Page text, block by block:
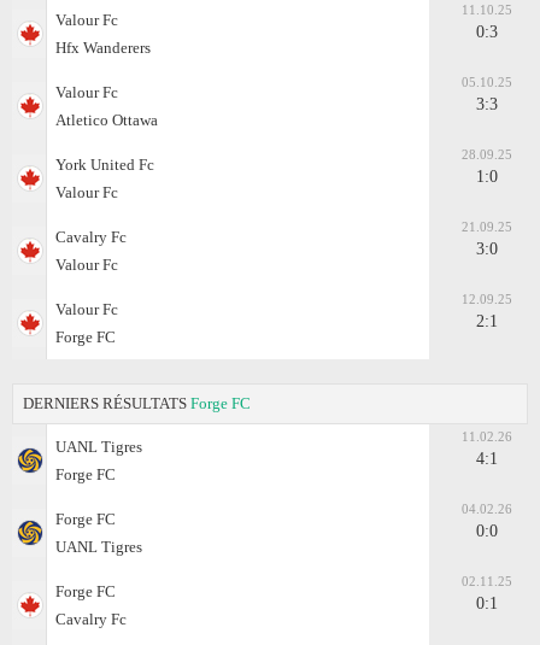
Valour Fc
Hfx Wanderers
11.10.25
0:3
Valour Fc
Atletico Ottawa
05.10.25
3:3
York United Fc
Valour Fc
28.09.25
1:0
Cavalry Fc
Valour Fc
21.09.25
3:0
Valour Fc
Forge FC
12.09.25
2:1
DERNIERS RÉSULTATS Forge FC
UANL Tigres
Forge FC
11.02.26
4:1
Forge FC
UANL Tigres
04.02.26
0:0
Forge FC
Cavalry Fc
02.11.25
0:1